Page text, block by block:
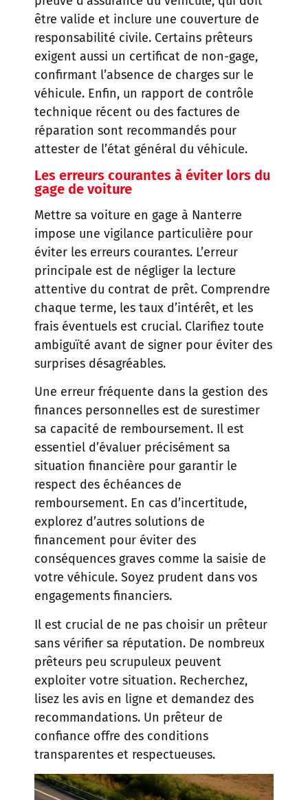
être valide et inclure une couverture de
responsabilité civile. Certains prêteurs
exigent aussi un certificat de non-gage,
confirmant l’absence de charges sur le
véhicule. Enfin, un rapport de contrôle
technique récent ou des factures de
réparation sont recommandés pour
attester de l’état général du véhicule.
Les erreurs courantes à éviter lors du
gage de voiture
Mettre sa voiture en gage à Nanterre
impose une vigilance particulière pour
éviter les erreurs courantes. L’erreur
principale est de négliger la lecture
attentive du contrat de prêt. Comprendre
chaque terme, les taux d’intérêt, et les
frais éventuels est crucial. Clarifiez toute
ambiguïté avant de signer pour éviter des
surprises désagréables.
Une erreur fréquente dans la gestion des
finances personnelles est de surestimer
sa capacité de remboursement. Il est
essentiel d’évaluer précisément sa
situation financière pour garantir le
respect des échéances de
remboursement. En cas d’incertitude,
explorez d’autres solutions de
financement pour éviter des
conséquences graves comme la saisie de
votre véhicule. Soyez prudent dans vos
engagements financiers.
Il est crucial de ne pas choisir un prêteur
sans vérifier sa réputation. De nombreux
prêteurs peu scrupuleux peuvent
exploiter votre situation. Recherchez,
lisez les avis en ligne et demandez des
recommandations. Un prêteur de
confiance offre des conditions
transparentes et respectueuses.